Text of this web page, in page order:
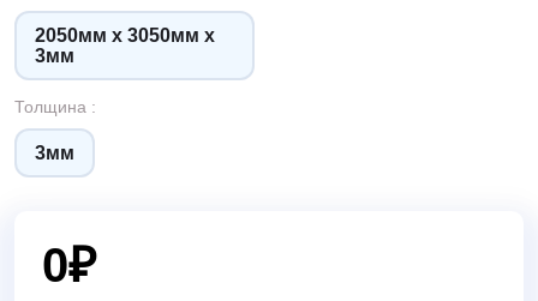
2050мм х 3050мм х
3мм
Толщина :
3мм
0₽